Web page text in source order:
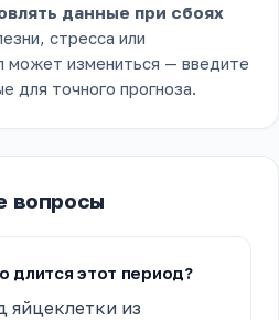
данные при сбоях
стресса или
может измениться — введите
для точного прогноза.
вопросы
длится этот период?
яйцеклетки из